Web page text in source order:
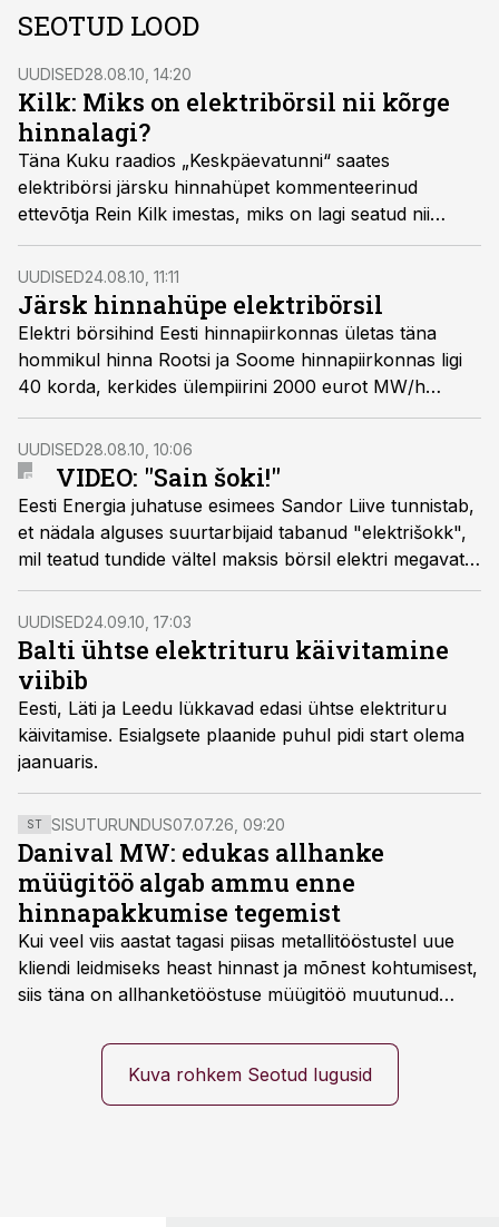
SEOTUD LOOD
UUDISED28.08.10, 14:20
Kilk: Miks on elektribörsil nii kõrge
hinnalagi?
Täna Kuku raadios „Keskpäevatunni“ saates
elektribörsi järsku hinnahüpet kommenteerinud
ettevõtja Rein Kilk imestas, miks on lagi seatud nii
kõrgele, et hind sai kerkida 2000 eurole megavatt-
tunni eest.
UUDISED24.08.10, 11:11
Järsk hinnahüpe elektribörsil
Elektri börsihind Eesti hinnapiirkonnas ületas täna
hommikul hinna Rootsi ja Soome hinnapiirkonnas ligi
40 korda, kerkides ülempiirini 2000 eurot MW/h
kohta.
UUDISED28.08.10, 10:06
VIDEO: "Sain šoki!"
Eesti Energia juhatuse esimees Sandor Liive tunnistab,
et nädala alguses suurtarbijaid tabanud "elektrišokk",
mil teatud tundide vältel maksis börsil elektri megavatt-
tund 2000 eurot, rabas ka teda.
UUDISED24.09.10, 17:03
Balti ühtse elektrituru käivitamine
viibib
Eesti, Läti ja Leedu lükkavad edasi ühtse elektrituru
käivitamise. Esialgsete plaanide puhul pidi start olema
jaanuaris.
ST SISUTURUNDUS07.07.26, 09:20
Danival MW: edukas allhanke
müügitöö algab ammu enne
hinnapakkumise tegemist
Kui veel viis aastat tagasi piisas metallitööstustel uue
kliendi leidmiseks heast hinnast ja mõnest kohtumisest,
siis täna on allhanketööstuse müügitöö muutunud
kasvanud, kliendid kaaluvad otsuseid põhjalikumalt
ning partnerit ei valita enam ainult tootmisvõimekuse
või hinnakirja järgi.
Kuva rohkem Seotud lugusid